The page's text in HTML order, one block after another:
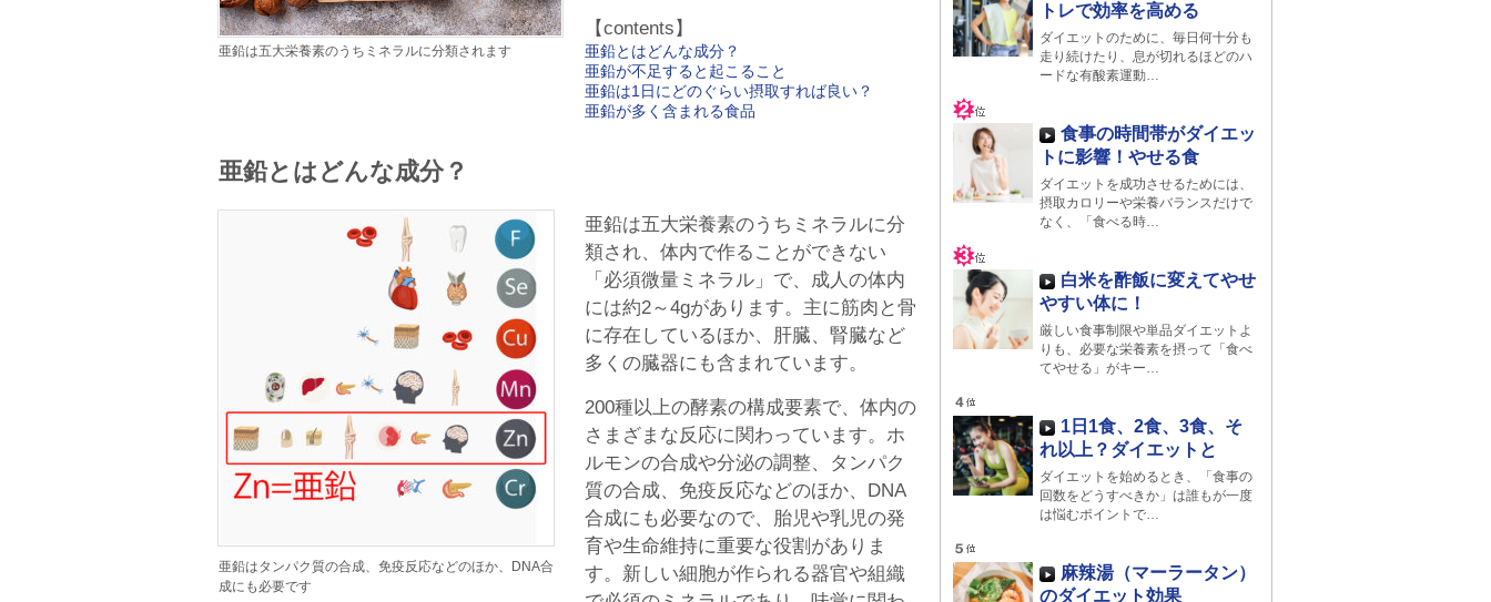
亜鉛は五大栄養素のうちミネラルに分類されます
【contents】
亜鉛とはどんな成分？
亜鉛が不足すると起こること
亜鉛は1日にどのぐらい摂取すれば良い？
亜鉛が多く含まれる食品
亜鉛とはどんな成分？
亜鉛はタンパク質の合成、免疫反応などのほか、DNA合
成にも必要です
亜鉛は五大栄養素のうちミネラルに分
類され、体内で作ることができない
「必須微量ミネラル」で、成人の体内
には約2～4gがあります。主に筋肉と骨
に存在しているほか、肝臓、腎臓など
多くの臓器にも含まれています。
200種以上の酵素の構成要素で、体内の
さまざまな反応に関わっています。ホ
ルモンの合成や分泌の調整、タンパク
質の合成、免疫反応などのほか、DNA
合成にも必要なので、胎児や乳児の発
育や生命維持に重要な役割がありま
す。新しい細胞が作られる器官や組織
トレで効率を高める
ダイエットのために、毎日何十分も
走り続けたり、息が切れるほどのハ
ードな有酸素運動…
食事の時間帯がダイエッ
トに影響！やせる食
ダイエットを成功させるためには、
摂取カロリーや栄養バランスだけで
なく、「食べる時…
白米を酢飯に変えてやせ
やすい体に！
厳しい食事制限や単品ダイエットよ
りも、必要な栄養素を摂って「食べ
てやせる」がキー…
1日1食、2食、3食、そ
れ以上？ダイエットと
ダイエットを始めるとき、「食事の
回数をどうすべきか」は誰もが一度
は悩むポイントで…
麻辣湯（マーラータン）
のダイエット効果